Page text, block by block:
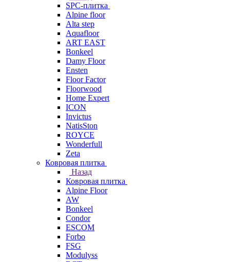
SPC-плитка
Alpine floor
Alta step
Aquafloor
ART EAST
Bonkeel
Damy Floor
Ensten
Floor Factor
Floorwood
Home Expert
ICON
Invictus
NatisSton
ROYCE
Wonderfull
Zeta
Ковровая плитка
Назад
Ковровая плитка
Alpine Floor
AW
Bonkeel
Condor
ESCOM
Forbo
FSG
Modulyss